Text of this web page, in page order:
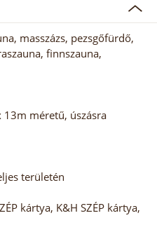
masszázs, pezsgőfürdő,
finnszauna,
13m méretű, úszásra
területén
kártya, K&H SZÉP kártya,